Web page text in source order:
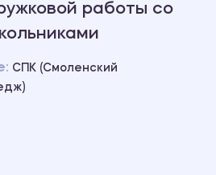
работы со
СПК (Смоленский